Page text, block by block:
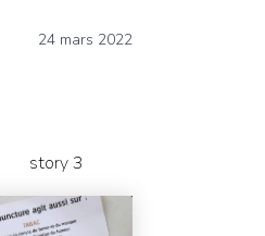
24 mars 2022
story 3